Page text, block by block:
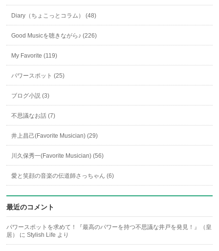
Diary（ちょこっとコラム） (48)
Good Musicを聴きながら♪ (226)
My Favorite (119)
パワースポット (25)
ブログ小説 (3)
不思議なお話 (7)
井上昌己(Favorite Musician) (29)
川久保秀一(Favorite Musician) (56)
愛と笑顔の音楽の伝道師さっちゃん (6)
最近のコメント
パワースポットを求めて！『最高のパワーを持つ不思議な井戸を発見！』（皇
居）
にStylish Life より